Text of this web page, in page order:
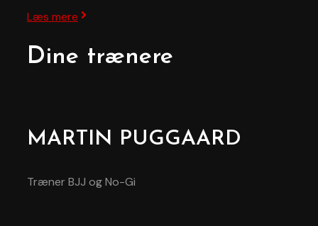
Læs mere
Dine trænere
MARTIN PUGGAARD
Træner BJJ og No-Gi